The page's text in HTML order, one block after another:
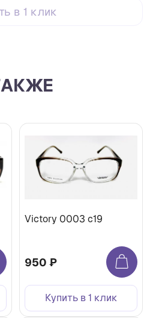
в 1 клик
Victory 0003 c19
950 ₽
Купить в 1 клик